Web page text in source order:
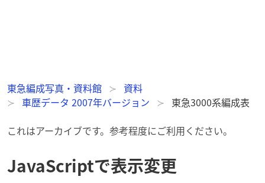
東急編成写真・資料館
資料
車歴データ 2007年バージョン
東急3000系編成表
これはアーカイブです。参考程度にご利用ください。
JavaScriptで表示変更